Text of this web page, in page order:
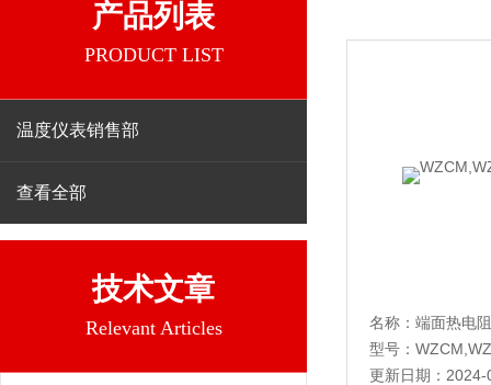
产品列表
PRODUCT LIST
温度仪表销售部
查看全部
技术文章
Relevant Articles
名称：端面热电阻
型号：
更新日期：2024-